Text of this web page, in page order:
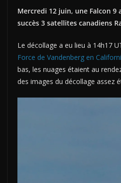
Mercredi 12 juin, une Falcon 9
succès 3 satellites canadiens
Le décollage a eu lieu à 14h17
Force de Vandenberg en
bas, les nuages étaient au
des images du décollage assez